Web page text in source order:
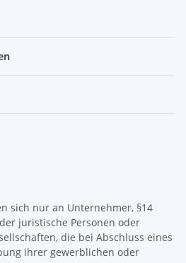
sich nur an Unternehmer, §14
juristische Personen oder
die bei Abschluss eines
ihrer gewerblichen oder